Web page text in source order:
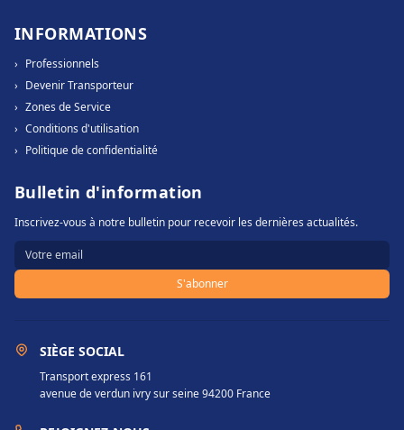
INFORMATIONS
› Professionnels
› Devenir Transporteur
› Zones de Service
› Conditions d'utilisation
› Politique de confidentialité
Bulletin d'information
Inscrivez-vous à notre bulletin pour recevoir les dernières actualités.
S'abonner
SIÈGE SOCIAL
Transport express 161
avenue de verdun ivry sur seine 94200 France